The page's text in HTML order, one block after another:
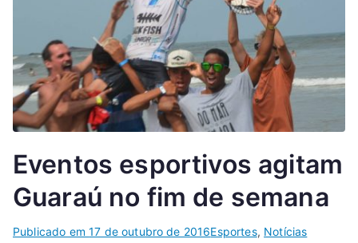
Eventos esportivos agitam
Guaraú no fim de semana
Publicado em17 de outubro de 2016Esportes, Notícias